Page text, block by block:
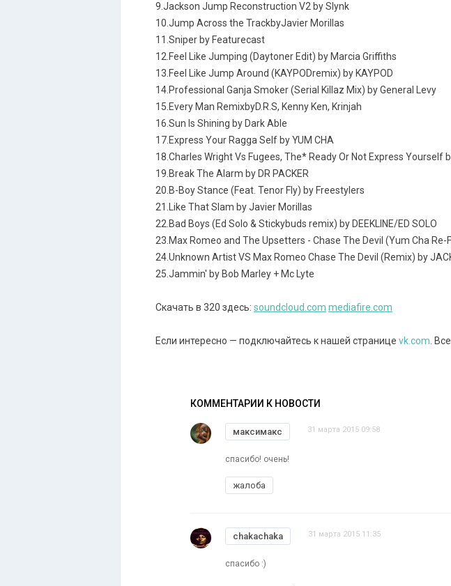
9.Jackson Jump Reconstruction V2 by Slynk
10.Jump Across the TrackbyJavier Morillas
11.Sniper by Featurecast
12.Feel Like Jumping (Daytoner Edit) by Marcia Griffiths
13.Feel Like Jump Around (KAYPODremix) by KAYPOD
14.Professional Ganja Smoker (Serial Killaz Mix) by General Levy
15.Every Man RemixbyD.R.S, Kenny Ken, Krinjah
16.Sun Is Shining by Dark Able
17.Express Your Ragga Self by YUM CHA
18.Charles Wright Vs Fugees, The* Ready Or Not Express Yourself
19.Break The Alarm by DR PACKER
20.B-Boy Stance (Feat. Tenor Fly) by Freestylers
21.Like That Slam by Javier Morillas
22.Bad Boys (Ed Solo & Stickybuds remix) by DEEKLINE/ED SOLO
23.Max Romeo and The Upsetters - Chase The Devil (Yum Cha Re-
24.Unknown Artist VS Max Romeo Chase The Devil (Remix) by
25.Jammin' by Bob Marley + Mc Lyte
Cкачать в 320 здесь: soundcloud.com mediafire.com
Если интересно — подключайтесь к нашей странице vk.com .
КОММЕНТАРИИ К НОВОСТИ
максимакс 31 марта 2015 09:58
спасибо! очень!
жалоба
chakachaka 31 марта 2015 11:35
cпасибо :)